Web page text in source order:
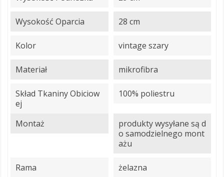
Wysokość Oparcia 28 cm
Kolor vintage szary
Materiał mikrofibra
Skład Tkaniny Obiciow
Ej
100% poliestru
Montaż
produkty wysyłane są d
o samodzielnego mont
ażu
Rama żelazna